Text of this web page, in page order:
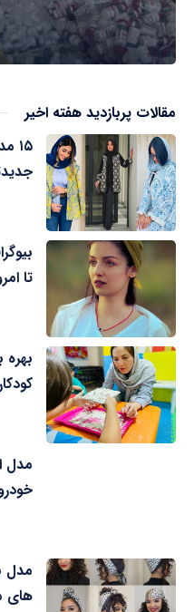
مقالات پربازدید هفته اخیر
تا
بهره
مدل
مدل
های